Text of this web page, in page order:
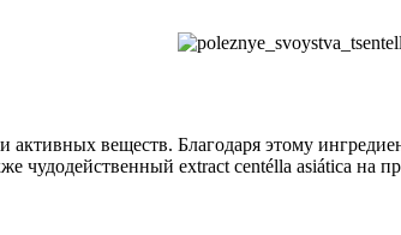
активных веществ. Благодаря этому
чудодейственный extract centélla asiática на